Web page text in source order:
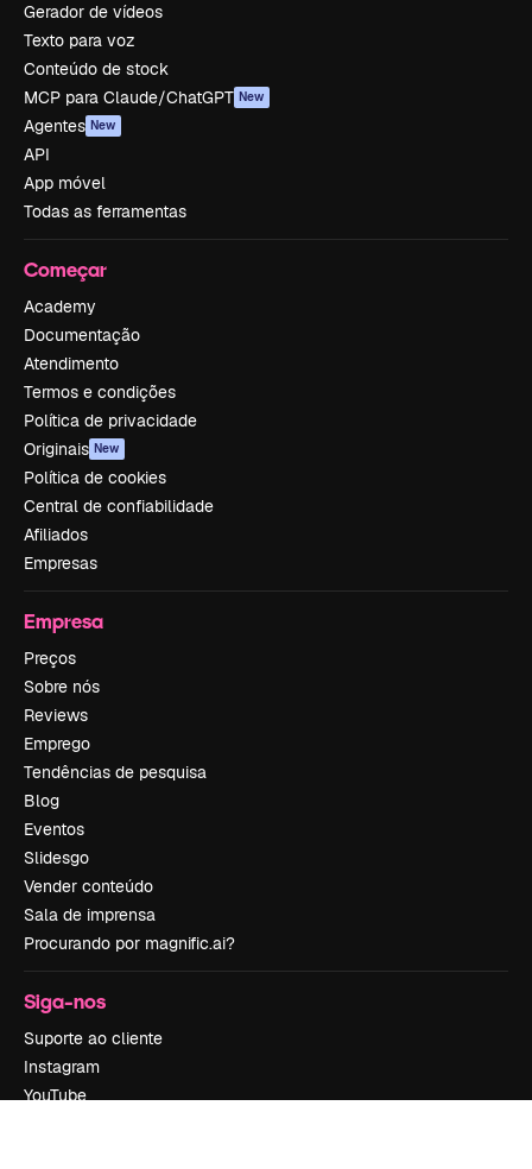
Gerador de vídeos
Texto para voz
Conteúdo de stock
MCP para Claude/ChatGPT New
Agentes New
API
App móvel
Todas as ferramentas
Começar
Academy
Documentação
Atendimento
Termos e condições
Política de privacidade
Originais New
Política de cookies
Central de confiabilidade
Afiliados
Empresas
Empresa
Preços
Sobre nós
Reviews
Emprego
Tendências de pesquisa
Blog
Eventos
Slidesgo
Vender conteúdo
Sala de imprensa
Procurando por magnific.ai?
Siga-nos
Suporte ao cliente
Instagram
YouTube